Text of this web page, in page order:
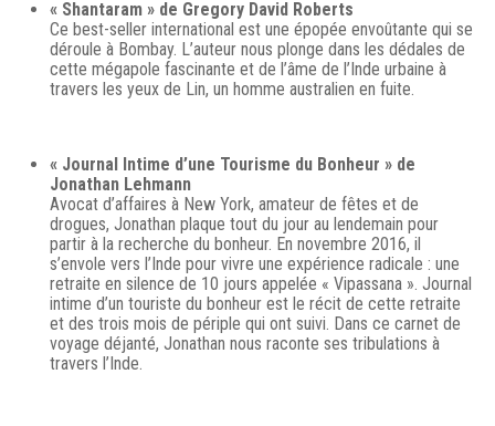
« Shantaram » de Gregory David Roberts
Ce best-seller international est une épopée envoûtante qui se
déroule à Bombay. L’auteur nous plonge dans les dédales de
cette mégapole fascinante et de l’âme de l’Inde urbaine à
travers les yeux de Lin, un homme australien en fuite.
« Journal Intime d’une Tourisme du Bonheur » de
Jonathan Lehmann
Avocat d’affaires à New York, amateur de fêtes et de
drogues, Jonathan plaque tout du jour au lendemain pour
partir à la recherche du bonheur. En novembre 2016, il
s’envole vers l’Inde pour vivre une expérience radicale : une
retraite en silence de 10 jours appelée « Vipassana ». Journal
intime d’un touriste du bonheur est le récit de cette retraite
et des trois mois de périple qui ont suivi. Dans ce carnet de
voyage déjanté, Jonathan nous raconte ses tribulations à
travers l’Inde.